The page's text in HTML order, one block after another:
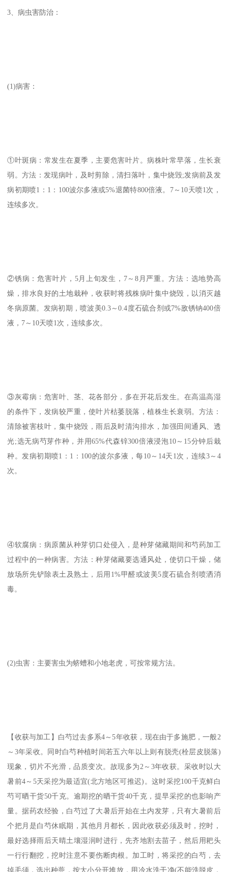
3、病虫害防治：
(1)病害：
①叶斑病：常发生在夏季，主要危害叶片。病株叶常早落，生长衰
弱。方法：发现病叶，及时剪除，清扫落叶，集中烧毁;发病前及发
病初期喷1：1：100波尔多液或5%退菌特800倍液。7～10天喷1次，
连续多次。
②锈病：危害叶片，5月上旬发生，7～8月严重。方法：选地势高
燥，排水良好的土地栽种，收获时将残株病叶集中烧毁，以消灭越
冬病原菌。发病初期，喷波美0.3～0.4度石硫合剂或7%敌锈钠400倍
液，7～10天喷1次，连续多次。
③灰霉病：危害叶、茎、花各部分，多在开花后发生。在高温高湿
的条件下，发病较严重，使叶片枯萎脱落，植株生长衰弱。方法：
清除被害枝叶，集中烧毁，雨后及时清沟排水，加强田间通风、透
光;选无病芍芽作种，并用65%代森锌300倍液浸泡10～15分钟后栽
种。发病初期喷1：1：100的波尔多液，每10～14天1次，连续3～4
次。
④软腐病：病原菌从种芽切口处侵入，是种芽储藏期间和芍药加工
过程中的一种病害。方法：种芽储藏要选通风处，使切口干燥，储
放场所先铲除表土及熟土，后用1%甲醛或波美5度石硫合剂喷洒消
毒。
(2)虫害：主要害虫为蛴螬和小地老虎，可按常规方法。
【收获与加工】白芍过去多系4～5年收获，现在由于多施肥，一般2
～3年采收。同时白芍种植时间若五六年以上则有脱壳(栓层皮脱落)
现象，切片不光滑，品质变次。故现多为2～3年收获。采收时以大
暑前4～5天采挖为最适宜(北方地区可推迟)。这时采挖100千克鲜白
芍可晒干货50千克。逾期挖的晒干货40千克，提早采挖的也影响产
量。据药农经验，白芍过了大暑后开始在土内发芽，只有大暑前后
个把月是白芍休眠期，其他月月都长，因此收获必须及时，挖时，
最好选择雨后天晴土壤湿润时进行，先齐地割去苗子，然后用耙头
一行行翻挖，挖时注意不要伤断肉根。加工时，将采挖的白芍，去
掉毛须，选出种蔸，按大小分开堆放，用冷水洗干净(不能洗脱皮，